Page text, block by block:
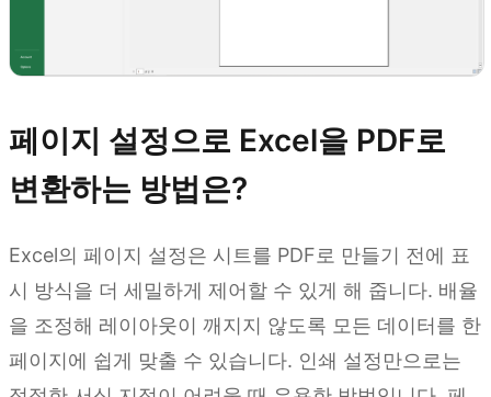
페이지 설정으로 Excel을 PDF로
변환하는 방법은?
Excel의 페이지 설정은 시트를 PDF로 만들기 전에 표
시 방식을 더 세밀하게 제어할 수 있게 해 줍니다. 배율
을 조정해 레이아웃이 깨지지 않도록 모든 데이터를 한
페이지에 쉽게 맞출 수 있습니다. 인쇄 설정만으로는